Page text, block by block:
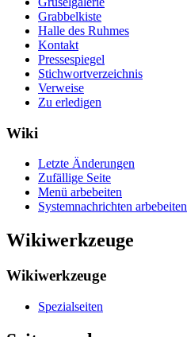
Grabbelkiste
Halle des Ruhmes
Kontakt
Pressespiegel
Stichwortverzeichnis
Verweise
Zu erledigen
Wiki
Letzte Änderungen
Zufällige Seite
Menü arbebeiten
Systemnachrichten arbebeiten
Wikiwerkzeuge
Wikiwerkzeuge
Spezialseiten